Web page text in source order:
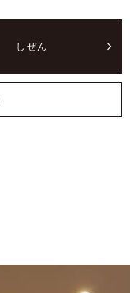
しぜん